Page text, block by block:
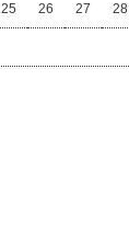
25 26 27 28